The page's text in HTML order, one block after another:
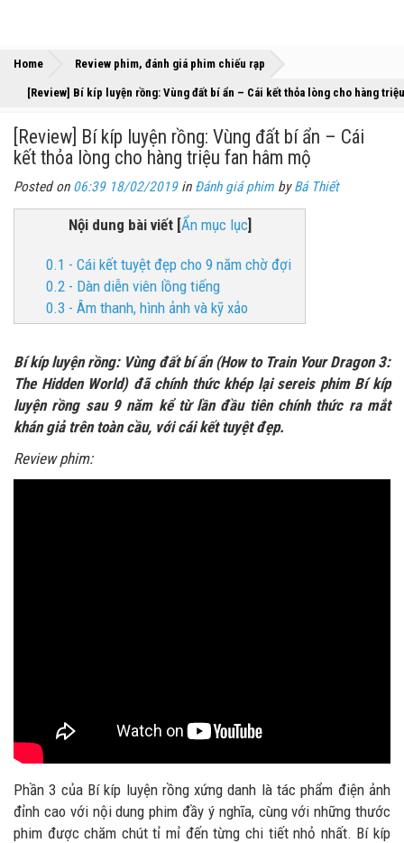
Home »
Review phim, đánh giá phim chiếu rạp »
[Review] Bí kíp luyện rồng: Vùng đất bí ẩn – Cái kết thỏa lòng cho hàng
[Review] Bí kíp luyện rồng: Vùng đất bí ẩn – Cái
kết thỏa lòng cho hàng triệu fan hâm mộ
Posted on 06:39 18/02/2019in Đánh giá phim byBá Thiết
Nội dung bài viết[Ẩn mục lục]
0.1 - Cái kết tuyệt đẹp cho 9 năm chờ đợi
0.2 - Dàn diễn viên lồng tiếng
0.3 - Âm thanh, hình ảnh và kỹ xảo
Bí kíp luyện rồng: Vùng đất bí ẩn (How to Train Your Dragon 3:
The Hidden World) đã chính thức khép lại sereis phim Bí kíp
luyện rồng sau 9 năm kể từ lần đầu tiên chính thức ra mắt
khán giả trên toàn cầu, với cái kết tuyệt đẹp.
Review phim:
Phần 3 của Bí kíp luyện rồng xứng danh là tác phẩm điện ảnh
đỉnh cao với nội dung phim đầy ý nghĩa, cùng với những thước
phim được chăm chút tỉ mỉ đến từng chi tiết nhỏ nhất. Bí kíp